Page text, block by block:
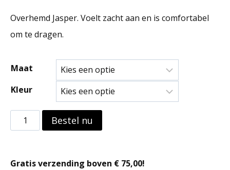
Overhemd Jasper. Voelt zacht aan en is comfortabel
om te dragen.
Maat
Kleur
Overhemd
Jasper
Bestel nu
Gratis verzending boven € 75,00!